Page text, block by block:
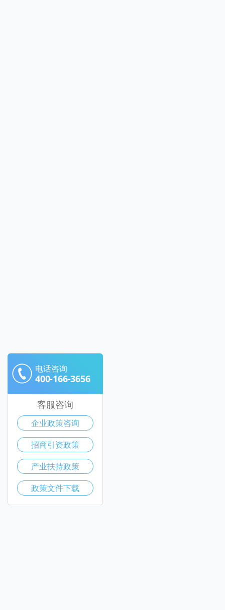
电话咨询
400-166-3656
客服咨询
企业政策咨询
招商引资政策
产业扶持政策
政策文件下载